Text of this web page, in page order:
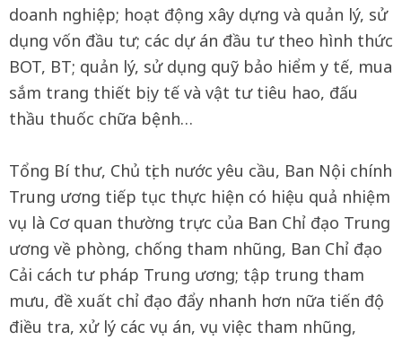
doanh nghiệp; hoạt động xây dựng và quản lý, sử
dụng vốn đầu tư; các dự án đầu tư theo hình thức
BOT, BT; quản lý, sử dụng quỹ bảo hiểm y tế, mua
sắm trang thiết bị y tế và vật tư tiêu hao, đấu
thầu thuốc chữa bệnh…
Tổng Bí thư, Chủ tịch nước yêu cầu, Ban Nội chính
Trung ương tiếp tục thực hiện có hiệu quả nhiệm
vụ là Cơ quan thường trực của Ban Chỉ đạo Trung
ương về phòng, chống tham nhũng, Ban Chỉ đạo
Cải cách tư pháp Trung ương; tập trung tham
mưu, đề xuất chỉ đạo đẩy nhanh hơn nữa tiến độ
điều tra, xử lý các vụ án, vụ việc tham nhũng,